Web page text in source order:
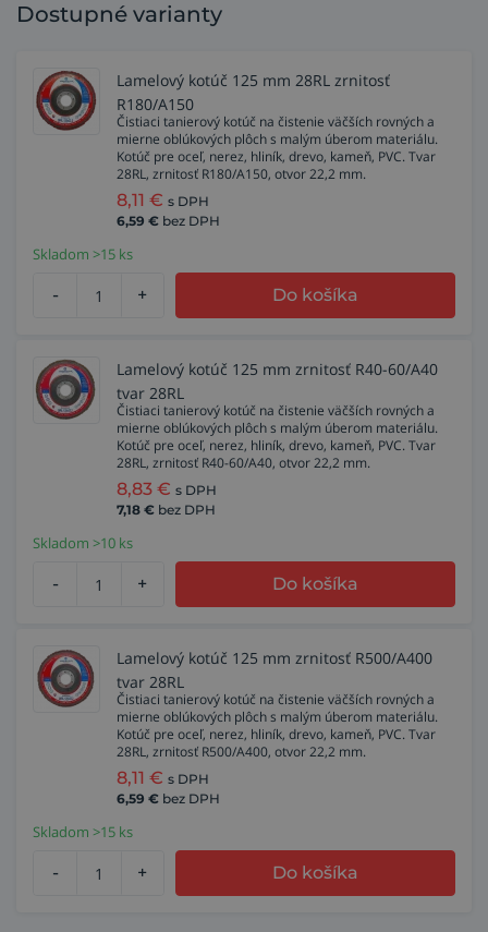
Dostupné varianty
Lamelový kotúč 125 mm 28RL zrnitosť
R180/A150
Čistiaci tanierový kotúč na čistenie väčších rovných a
mierne oblúkových plôch s malým úberom materiálu.
Kotúč pre oceľ, nerez, hliník, drevo, kameň, PVC. Tvar
28RL, zrnitosť R180/A150, otvor 22,2 mm.
8,11 € s DPH
6,59 € bez DPH
Skladom >15 ks
- + Do košíka
Lamelový kotúč 125 mm zrnitosť R40-60/A40
tvar 28RL
Čistiaci tanierový kotúč na čistenie väčších rovných a
mierne oblúkových plôch s malým úberom materiálu.
Kotúč pre oceľ, nerez, hliník, drevo, kameň, PVC. Tvar
28RL, zrnitosť R40-60/A40, otvor 22,2 mm.
8,83 € s DPH
7,18 € bez DPH
Skladom >10 ks
- + Do košíka
Lamelový kotúč 125 mm zrnitosť R500/A400
tvar 28RL
Čistiaci tanierový kotúč na čistenie väčších rovných a
mierne oblúkových plôch s malým úberom materiálu.
Kotúč pre oceľ, nerez, hliník, drevo, kameň, PVC. Tvar
28RL, zrnitosť R500/A400, otvor 22,2 mm.
8,11 € s DPH
6,59 € bez DPH
Skladom >15 ks
- + Do košíka